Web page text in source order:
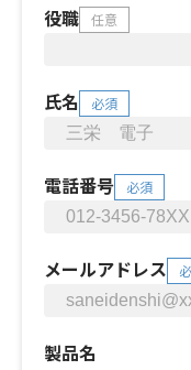
役職 任意
氏名 必須
電話番号 必須
メールアドレス
製品名